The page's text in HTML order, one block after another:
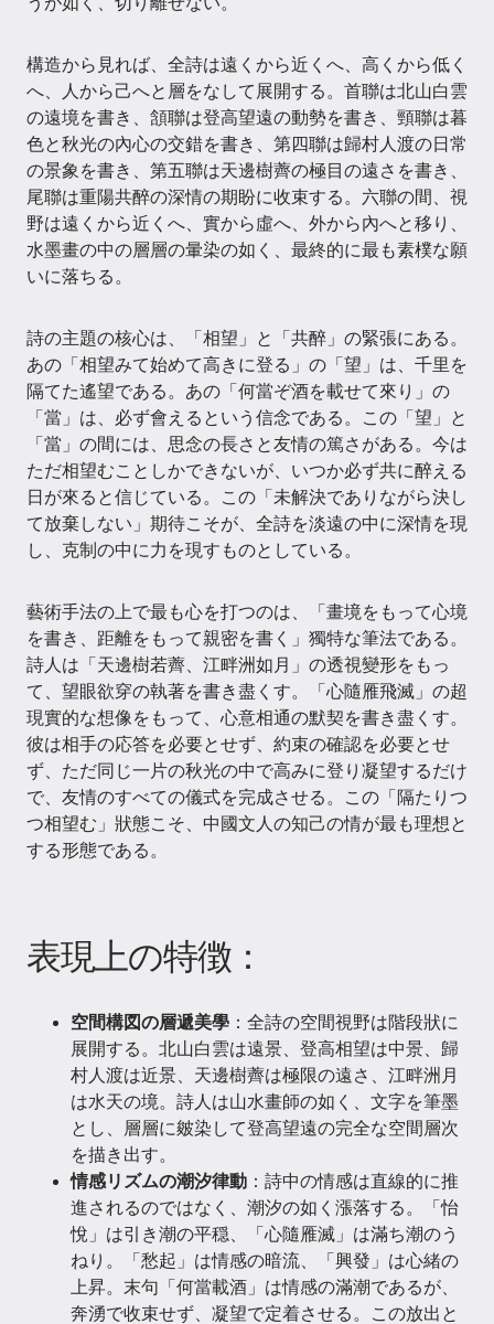
構造から見れば、全詩は遠くから近くへ、高くから低く
へ、人から己へと層をなして展開する。首聯は北山白雲
の遠境を書き、頷聯は登高望遠の動勢を書き、頸聯は暮
色と秋光の內心の交錯を書き、第四聯は歸村人渡の日常
の景象を書き、第五聯は天邊樹薺の極目の遠さを書き、
尾聯は重陽共醉の深情の期盼に收束する。六聯の間、視
野は遠くから近くへ、實から虛へ、外から內へと移り、
水墨畫の中の層層の暈染の如く、最終的に最も素樸な願
いに落ちる。
詩の主題の核心は、「相望」と「共醉」の緊張にある。
あの「相望みて始めて高きに登る」の「望」は、千里を
隔てた遙望である。あの「何當ぞ酒を載せて來り」の
「當」は、必ず會えるという信念である。この「望」と
「當」の間には、思念の長さと友情の篤さがある。今は
ただ相望むことしかできないが、いつか必ず共に醉える
日が來ると信じている。この「未解決でありながら決し
て放棄しない」期待こそが、全詩を淡遠の中に深情を現
し、克制の中に力を現すものとしている。
藝術手法の上で最も心を打つのは、「畫境をもって心境
を書き、距離をもって親密を書く」獨特な筆法である。
詩人は「天邊樹若薺、江畔洲如月」の透視變形をもっ
て、望眼欲穿の執著を書き盡くす。「心隨雁飛滅」の超
現實的な想像をもって、心意相通の默契を書き盡くす。
彼は相手の応答を必要とせず、約束の確認を必要とせ
ず、ただ同じ一片の秋光の中で高みに登り凝望するだけ
で、友情のすべての儀式を完成させる。この「隔たりつ
つ相望む」狀態こそ、中國文人の知己の情が最も理想と
する形態である。
表現上の特徴：
空間構図の層遞美學 ：全詩の空間視野は階段狀に
展開する。北山白雲は遠景、登高相望は中景、歸
村人渡は近景、天邊樹薺は極限の遠さ、江畔洲月
は水天の境。詩人は山水畫師の如く、文字を筆墨
とし、層層に皴染して登高望遠の完全な空間層次
を描き出す。
情感リズムの潮汐律動 ：詩中の情感は直線的に推
進されるのではなく、潮汐の如く漲落する。「怡
悅」は引き潮の平穏、「心隨雁滅」は滿ち潮のう
ねり。「愁起」は情感の暗流、「興發」は心緒の
上昇。末句「何當載酒」は情感の滿潮であるが、
奔湧で收束せず、凝望で定着させる。この放出と